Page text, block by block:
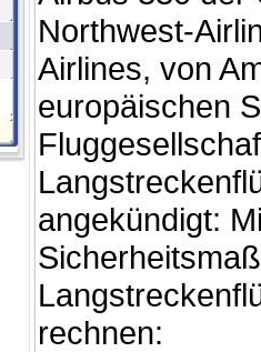
Northwest-
Airlines, von
europäischen
angekündigt:
rechnen: